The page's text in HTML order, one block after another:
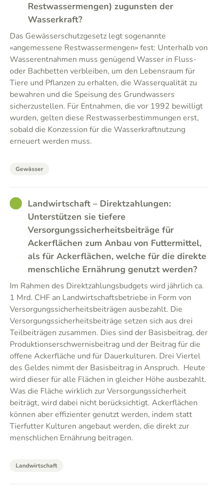
Restwassermengen) zugunsten der
Wasserkraft?
Das Gewässerschutzgesetz legt sogenannte
«angemessene Restwassermengen» fest: Unterhalb von
Wasserentnahmen muss genügend Wasser in Fluss-
oder Bachbetten verbleiben, um den Lebensraum für
Tiere und Pflanzen zu erhalten, die Wasserqualität zu
bewahren und die Speisung des Grundwassers
sicherzustellen. Für Entnahmen, die vor 1992 bewilligt
wurden, gelten diese Restwasserbestimmungen erst,
sobald die Konzession für die Wasserkraftnutzung
erneuert werden muss.
Gewässer
GOODLandwirtschaft – Direktzahlungen:
Unterstützen sie tiefere
Versorgungssicherheitsbeiträge für
Ackerflächen zum Anbau von Futtermittel,
als für Ackerflächen, welche für die direkte
menschliche Ernährung genutzt werden?
Im Rahmen des Direktzahlungsbudgets wird jährlich ca.
1 Mrd. CHF an Landwirtschaftsbetriebe in Form von
Versorgungssicherheitsbeiträgen ausbezahlt. Die
Versorgungssicherheitsbeiträge setzen sich aus drei
Teilbeiträgen zusammen. Dies sind der Basisbeitrag, der
Produktionserschwernisbeitrag und der Beitrag für die
offene Ackerfläche und für Dauerkulturen. Drei Viertel
des Geldes nimmt der Basisbeitrag in Anspruch. Heute
wird dieser für alle Flächen in gleicher Höhe ausbezahlt.
Was die Fläche wirklich zur Versorgungssicherheit
beiträgt, wird dabei nicht berücksichtigt. Ackerflächen
können aber effizienter genutzt werden, indem statt
Tierfutter Kulturen angebaut werden, die direkt zur
menschlichen Ernährung beitragen.
Landwirtschaft